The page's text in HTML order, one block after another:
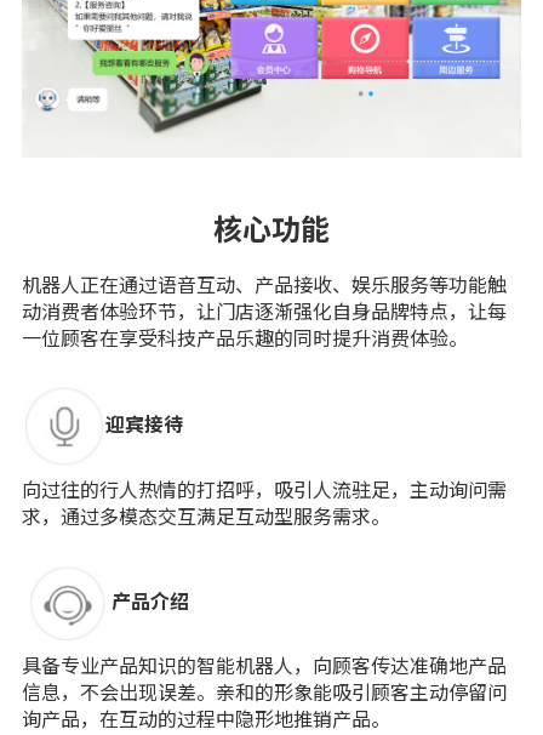
核心功能
机器人正在通过语音互动、产品接收、娱乐服务等功能触
动消费者体验环节，让门店逐渐强化自身品牌特点，让每
一位顾客在享受科技产品乐趣的同时提升消费体验。
迎宾接待
向过往的行人热情的打招呼，吸引人流驻足，主动询问需
求，通过多模态交互满足互动型服务需求。
产品介绍
具备专业产品知识的智能机器人，向顾客传达准确地产品
信息，不会出现误差。亲和的形象能吸引顾客主动停留问
询产品，在互动的过程中隐形地推销产品。